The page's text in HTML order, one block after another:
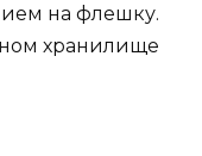
на флешку.
хранилище